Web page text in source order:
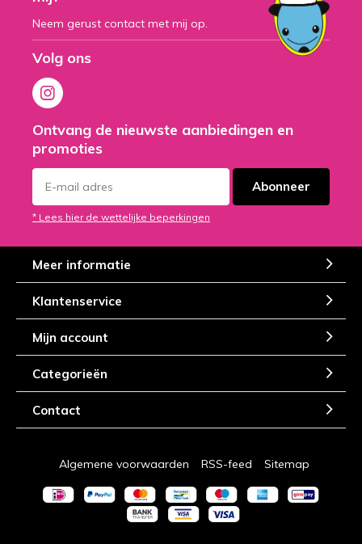
Neem gerust contact met mij op.
Volg ons
Ontvang de nieuwste aanbiedingen en
promoties
Abonneer
* Lees hier de wettelijke beperkingen
Meer informatie
Klantenservice
Mijn account
Categorieën
Contact
Algemene voorwaarden RSS-feed Sitemap